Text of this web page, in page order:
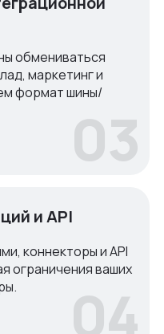
обмениваться
маркетинг и
формат шины/
03
и API
коннекторы и API
ограничения ваших
04